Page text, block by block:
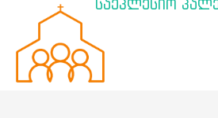
საეკლესიო